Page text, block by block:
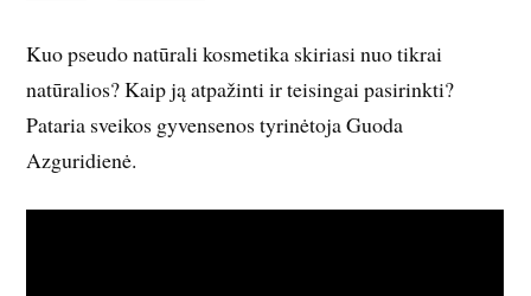
Kuo pseudo natūrali kosmetika skiriasi nuo tikrai
natūralios? Kaip ją atpažinti ir teisingai pasirinkti?
Pataria sveikos gyvensenos tyrinėtoja Guoda
Azguridienė.